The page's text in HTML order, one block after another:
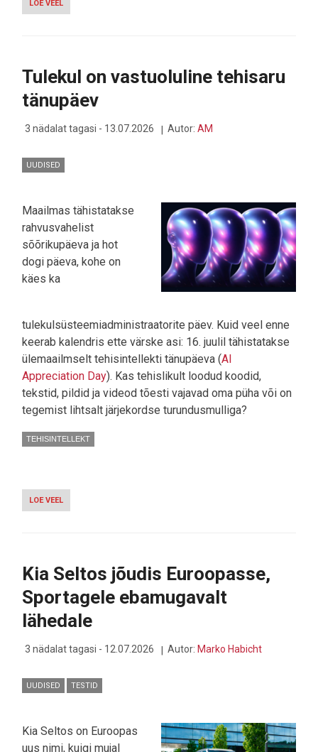
LOE VEEL
ONEPLUS
S
ASJU
Tulekul on vastuoluline tehisaru
tänupäev
3 nädalat tagasi - 13.07.2026 Autor: AM
UUDISED
Maailmas tähistatakse
rahvusvahelist
sõõrikupäeva ja hot
dogi päeva, kohe on
käes ka
tulekulsüsteemiadministraatorite päev. Kuid veel enne
keerab kalendris ette värske asi: 16. juulil tähistatakse
ülemaailmselt tehisintellekti tänupäeva (AI
Appreciation Day). Kas tehislikult loodud koodid,
tekstid, pildid ja videod tõesti vajavad oma püha või on
tegemist lihtsalt järjekordse turundusmulliga?
TEHISINTELLEKT
LOE VEEL
TULEKUL
Kia Seltos jõudis Euroopasse,
Sportagele ebamugavalt
lähedale
3 nädalat tagasi - 12.07.2026 Autor: Marko Habicht
UUDISED TESTID
Kia Seltos on Euroopas
uus nimi, kuigi mujal